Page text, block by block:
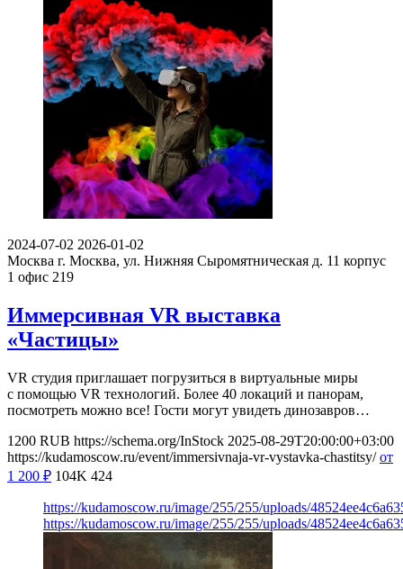
2024-07-02 2026-01-02
Москва г. Москва, ул. Нижняя Сыромятническая д. 11 корпус
1 офис 219
Иммерсивная VR выставка
«Частицы»
VR студия приглашает погрузиться в виртуальные миры
с помощью VR технологий. Более 40 локаций и панорам,
посмотреть можно все! Гости могут увидеть динозавров…
1200 RUB https://schema.org/InStock 2025-08-29T20:00:00+03:00
https://kudamoscow.ru/event/immersivnaja-vr-vystavka-chastitsy/ от
1 200 ₽ 104K 424
https://kudamoscow.ru/image/255/255/uploads/
https://kudamoscow.ru/image/255/255/uploads/